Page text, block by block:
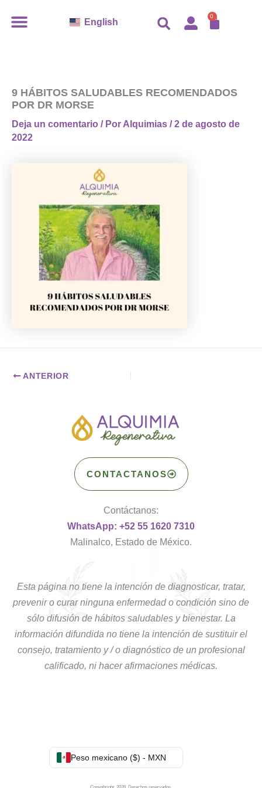
English 0
9 HÁBITOS SALUDABLES RECOMENDADOS
POR DR MORSE
Deja un comentario / Por Alquimias /2 de agosto de
2022
ANTERIOR
CONTACTANOS
Contáctanos:
WhatsApp: +52 55 1620 7310
Malinalco, Estado de México.
Esta página no tiene la intención de diagnosticar, tratar,
prevenir o curar ninguna enfermedad o condición sino de
sólo difusión de hábitos saludables y bienestar. La
información difundida no tiene la intención de sustituir el
consejo, tratamiento y / o diagnóstico de un profesional
calificado, ni hacer afirmaciones médicas.
Peso mexicano ($) - MXN